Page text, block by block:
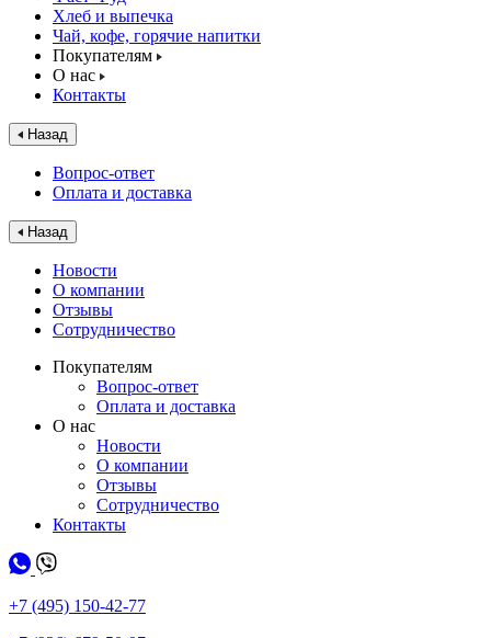
Хлеб и выпечка
Чай, кофе, горячие напитки
Покупателям
О нас
Контакты
Назад
Вопрос-ответ
Оплата и доставка
Назад
Новости
О компании
Отзывы
Сотрудничество
Покупателям
Вопрос-ответ
Оплата и доставка
О нас
Новости
О компании
Отзывы
Сотрудничество
Контакты
+7 (495) 150-42-77